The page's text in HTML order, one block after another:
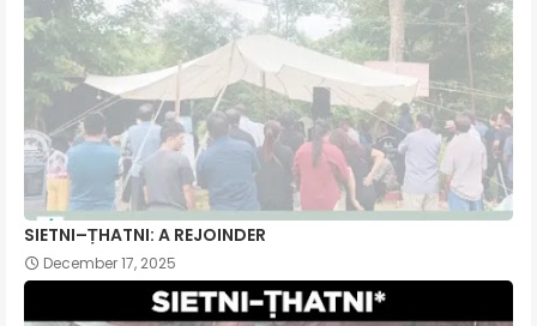
SIETNI–ṬHATNI: A REJOINDER
December 17, 2025